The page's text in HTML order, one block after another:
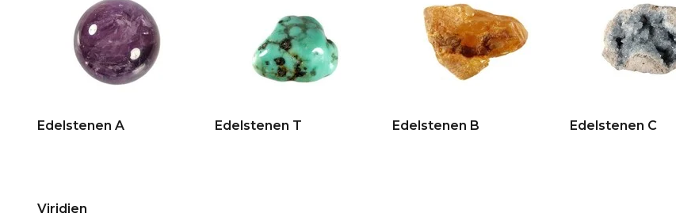
Edelstenen A Edelstenen T Edelstenen B Edelstenen C
Viridien